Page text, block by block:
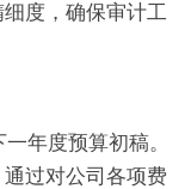
度，确保审计工
年度预算初稿。
过对公司各项费